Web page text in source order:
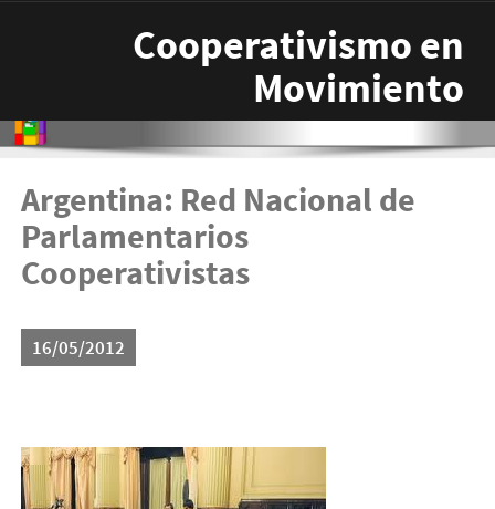
Cooperativismo en
Movimiento
Argentina: Red Nacional de
Parlamentarios
Cooperativistas
16/05/2012
red.jpg